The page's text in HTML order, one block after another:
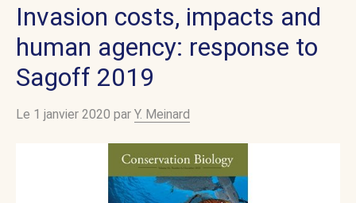
Invasion costs, impacts and
human agency: response to
Sagoff 2019
Le 1 janvier 2020 par Y. Meinard